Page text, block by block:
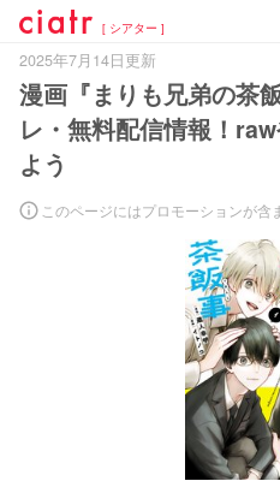
[ シアター ]
2025年7月14日更新
漫画『まりも兄弟の茶
レ・無料配信情報！
よう
このページにはプロモーションが含